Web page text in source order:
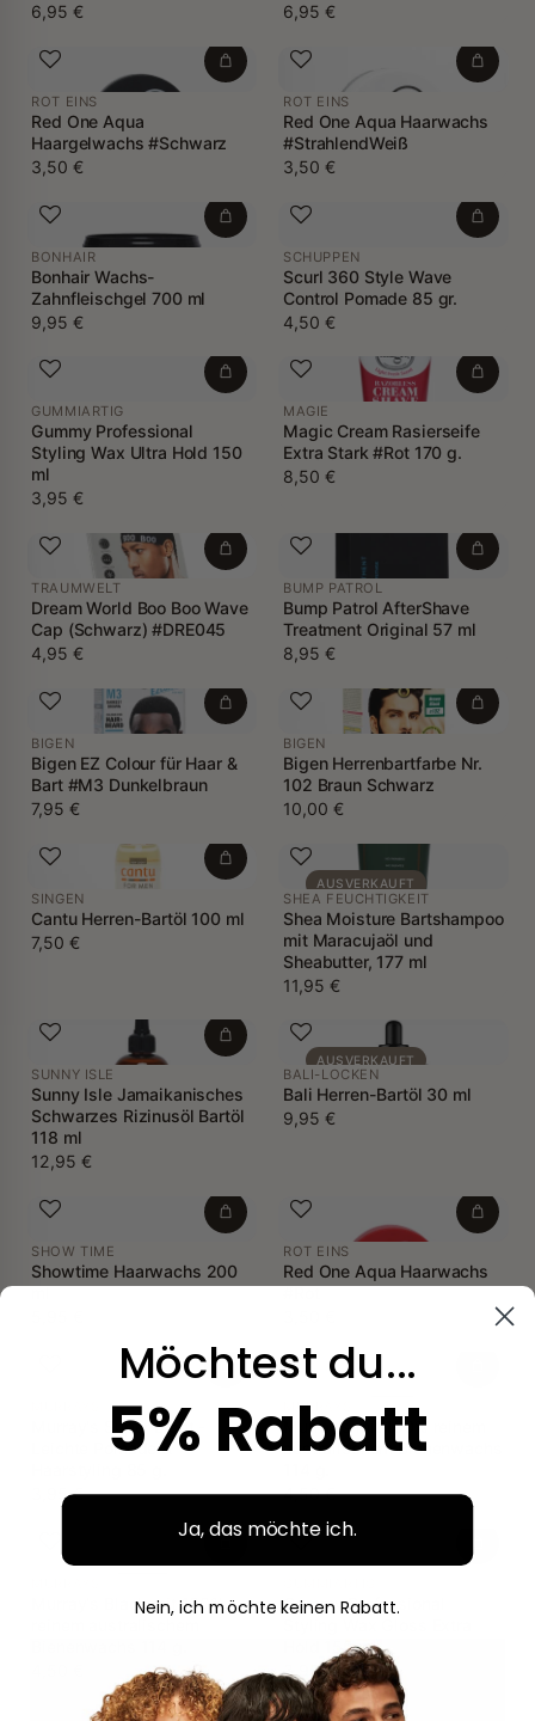
6,95 €
6,95 €
ROT EINS
Red One Aqua
Haargelwachs #Schwarz
3,50 €
ROT EINS
Red One Aqua Haarwachs
#StrahlendWeiß
3,50 €
BONHAIR
Bonhair Wachs-
Zahnfleischgel 700 ml
9,95 €
SCHUPPEN
Scurl 360 Style Wave
Control Pomade 85 gr.
4,50 €
GUMMIARTIG
Gummy Professional
Styling Wax Ultra Hold 150
ml
3,95 €
MAGIE
Magic Cream Rasierseife
Extra Stark #Rot 170 g.
8,50 €
TRAUMWELT
Dream World Boo Boo Wave
Cap (Schwarz) #DRE045
4,95 €
BUMP PATROL
Bump Patrol AfterShave
Treatment Original 57 ml
8,95 €
BIGEN
Bigen EZ Colour für Haar &
Bart #M3 Dunkelbraun
7,95 €
BIGEN
Bigen Herrenbartfarbe Nr.
102 Braun Schwarz
10,00 €
SINGEN
Cantu Herren-Bartöl 100 ml
7,50 €
AUSVERKAUFT
SHEA FEUCHTIGKEIT
Shea Moisture Bartshampoo
mit Maracujaöl und
Sheabutter, 177 ml
11,95 €
SUNNY ISLE
Sunny Isle Jamaikanisches
Schwarzes Rizinusöl Bartöl
118 ml
12,95 €
AUSVERKAUFT
BALI-LOCKEN
Bali Herren-Bartöl 30 ml
9,95 €
SHOW TIME
Showtime Haarwachs 200
ml
ROT EINS
Red One Aqua Haarwachs
#Rot
Murray's Super Light -
Leichte Pomade &
3,95 €
MURRAYS
Murray's mit 100% reinem
australischem Bienenwachs
4,50 €
Murray's Black mit 100%
Gummy Professional
Hold 150 ml
3,95 €
Möchtest du...
5% Rabatt
Ja, das möchte ich.
Nein, ich möchte keinen Rabatt.